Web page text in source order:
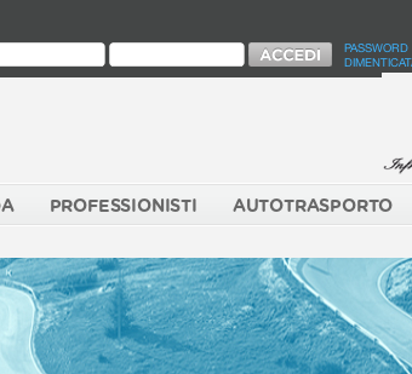
PASSWORD
PROFESSIONISTI AUTOTRASPORTO